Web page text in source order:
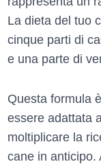
La dieta del tuo
cinque parti di
e una parte di
Questa formula
essere adattata
moltiplicare la
cane in anticipo.